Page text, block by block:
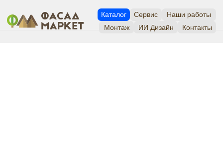
Сервис Наши работы
Монтаж ИИ Дизайн Контакты